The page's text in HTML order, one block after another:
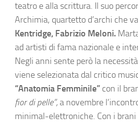
teatro e alla scrittura. Il suo
Archimia, quartetto d’archi che
Kentridge, Fabrizio Meloni.
ad artisti di fama nazionale e
Negli anni sente però la
viene selezionata dal critico
“Anatomia Femminile” con il
fior di pelle”,a novembre
minimal-elettroniche. Con i